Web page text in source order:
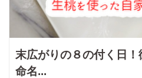
末広がりの８の付く日
命名...